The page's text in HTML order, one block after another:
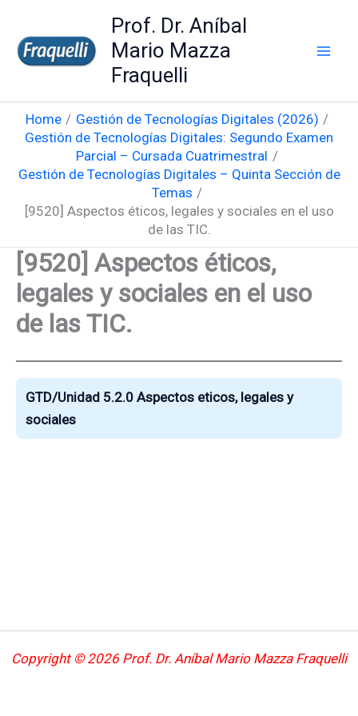
content
Prof. Dr. Aníbal
Mario Mazza
Fraquelli
Home
Gestión de Tecnologías Digitales (2026)
Gestión de Tecnologías Digitales: Segundo Examen
Parcial – Cursada Cuatrimestral
Gestión de Tecnologías Digitales – Quinta Sección de
Temas
[9520] Aspectos éticos, legales y sociales en el uso
de las TIC.
[9520] Aspectos éticos,
legales y sociales en el uso
de las TIC.
GTD/Unidad 5.2.0 Aspectos eticos, legales y
sociales
Copyright © 2026 Prof. Dr. Aníbal Mario Mazza Fraquelli